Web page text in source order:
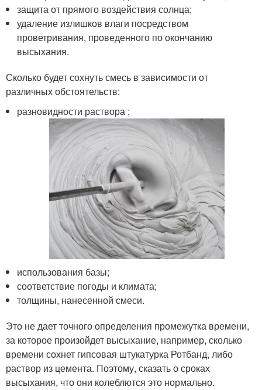
защита от прямого воздействия солнца;
удаление излишков влаги посредством
проветривания, проведенного по окончанию
высыхания.
Сколько будет сохнуть смесь в зависимости от
различных обстоятельств:
разновидности раствора ;
использования базы;
соответствие погоды и климата;
толщины, нанесенной смеси.
Это не дает точного определения промежутка времени,
за которое произойдет высыхание, например, сколько
времени сохнет гипсовая штукатурка Ротбанд, либо
раствор из цемента. Поэтому, сказать о сроках
высыхания, что они колеблются это нормально.